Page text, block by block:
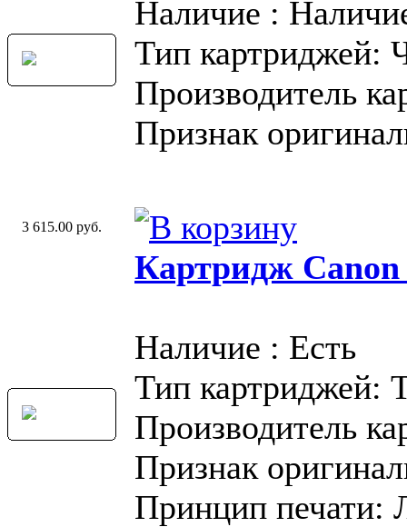
Наличие :
Тип картриджей:
Производитель
Признак
3 615.00 руб.
Картридж Canon
Наличие : Есть
Тип картриджей:
Производитель
Признак
Принцип печати: